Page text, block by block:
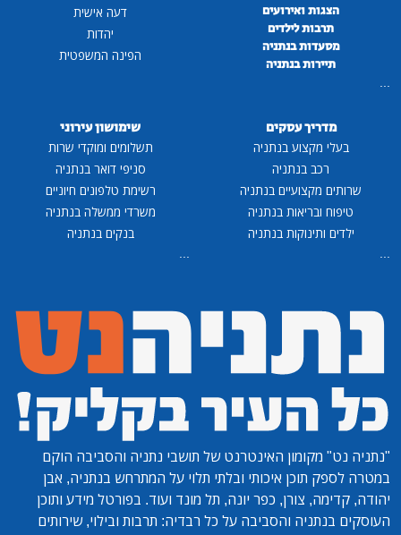
הצגות ואירועים
תרבות לילדים
מסעדות בנתניה
תיירות בנתניה
...
דעה אישית
יהדות
הפינה המשפטית
מדריך עסקים
בעלי מקצוע בנתניה
רכב בנתניה
שרותים מקצועיים בנתניה
טיפוח ובריאות בנתניה
ילדים ותינוקות בנתניה
...
שימושון עירוני
תשלומים ומוקדי שרות
סניפי דואר בנתניה
רשימת טלפונים חיוניים
משרדי ממשלה בנתניה
בנקים בנתניה
...
"נתניה נט" מקומון האינטרנט של תושבי נתניה והסביבה הוקם
במטרה לספק תוכן איכותי ובלתי תלוי על המתרחש בנתניה, אבן
יהודה, קדימה, צורן, כפר יונה, תל מונד ועוד. בפורטל מידע ותוכן
העוסקים בנתניה והסביבה על כל רבדיה: תרבות ובילוי, שירותים